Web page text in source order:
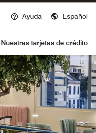
Ayuda Español
Nuestras tarjetas de crédito